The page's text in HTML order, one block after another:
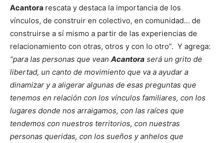
Acantora rescata y destaca la importancia de los
vínculos, de construir en colectivo, en comunidad… de
construirse a sí mismo a partir de las experiencias de
relacionamiento con otras, otros y con lo otro”. Y agrega:
“para las personas que vean Acantora será un grito de
libertad, un canto de movimiento que va a ayudar a
dinamizar y a aligerar algunas de esas preguntas que
tenemos en relación con los vínculos familiares, con los
lugares donde nos arraigamos, con las raíces que
tendemos con nuestros territorios, con nuestras
personas queridas, con los sueños y anhelos que